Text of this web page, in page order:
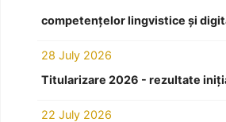
competențelor lingvistice și
28 July 2026
Titularizare 2026 - rezultate
22 July 2026